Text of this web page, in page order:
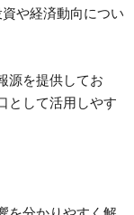
や経済動向につい
源を提供してお
として活用しやす